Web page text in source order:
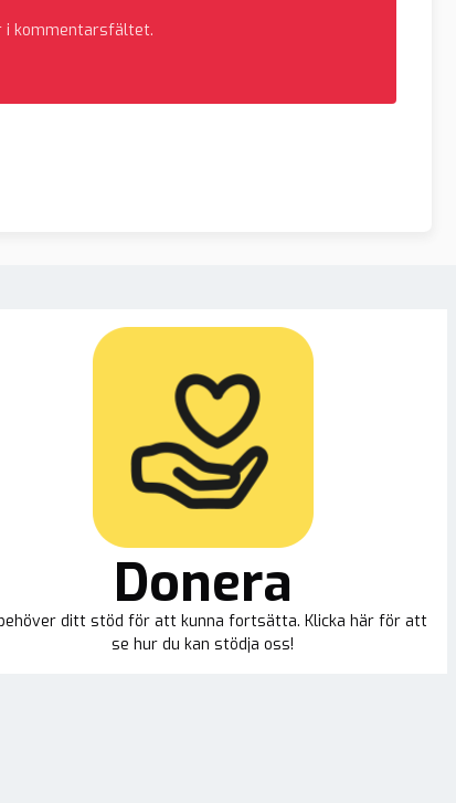
i kommentarsfältet.
Donera
ditt stöd för att kunna fortsätta. Klicka här för att
se hur du kan stödja oss!